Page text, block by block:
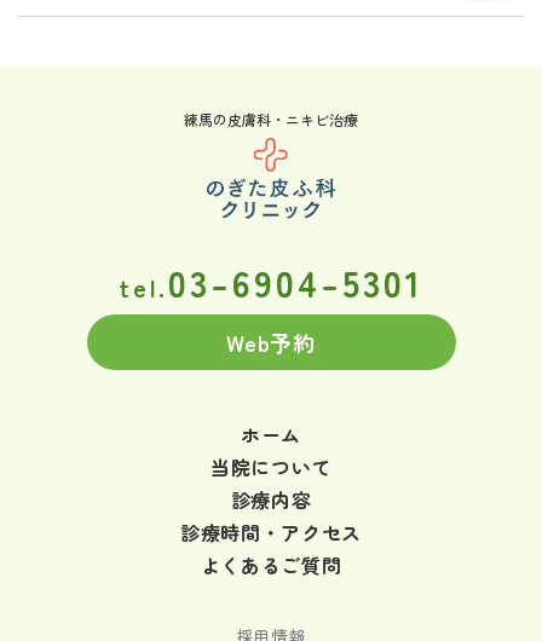
練馬の皮膚科・ニキビ治療
tel.03-6904-5301
Web予約
ホーム
当院について
診療内容
診療時間・アクセス
よくあるご質問